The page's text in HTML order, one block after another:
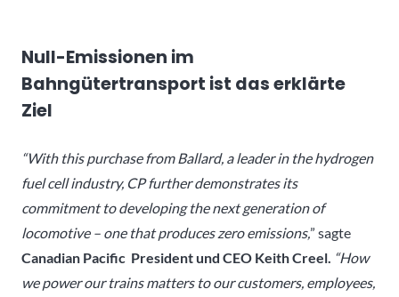
Null-Emissionen im
Bahngütertransport ist das erklärte
Ziel
“With this purchase from Ballard, a leader in the hydrogen
fuel cell industry, CP further demonstrates its
commitment to developing the next generation of
locomotive – one that produces zero emissions,” sagte
Canadian Pacific President und CEO Keith Creel. “How
we power our trains matters to our customers, employees,